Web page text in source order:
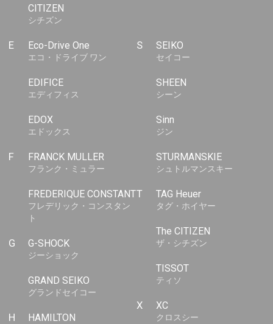
CITIZEN
シチズン
E Eco-Drive One
エコ・ドライブ ワン
EDIFICE
エディフィス
EDOX
エドックス
F FRANCK MULLER
フランク・ミュラー
FREDERIQUE CONSTANT
フレデリック・コンスタン
ト
G G-SHOCK
ジーショック
GRAND SEIKO
グランドセイコー
H HAMILTON
S SEIKO
セイコー
SHEEN
シーン
Sinn
ジン
STURMANSKIE
シュトルマンスキー
T TAG Heuer
タグ・ホイヤー
The CITIZEN
ザ・シチズン
TISSOT
ティソ
X XC
クロスシー